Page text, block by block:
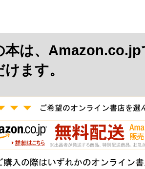
本は、
ます。